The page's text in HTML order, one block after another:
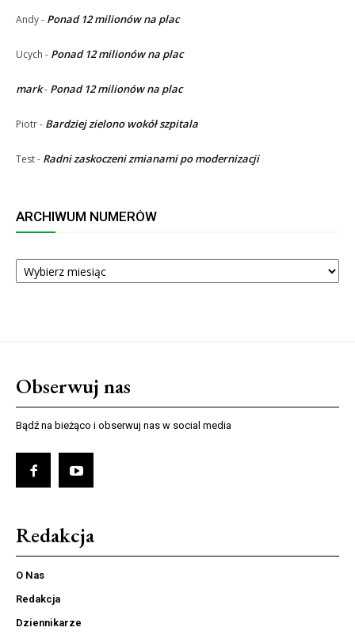
Andy- Ponad 12 milionów na plac
Ucych - Ponad 12 milionów na plac
mark- Ponad 12 milionów na plac
Piotr- Bardziej zielono wokół szpitala
Test- Radni zaskoczeni zmianami po modernizacji
ARCHIWUM NUMERÓW
ARCHIWUM
NUMERÓW
Obserwuj nas
Bądź na bieżąco i obserwuj nas w social media
Redakcja
O Nas
Redakcja
Dziennikarze